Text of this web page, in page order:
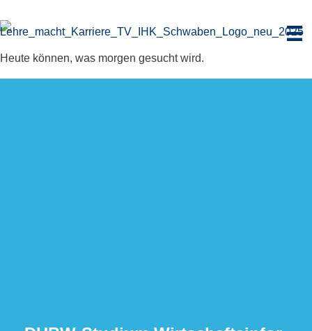
Inhalt
Heute können, was morgen gesucht wird.